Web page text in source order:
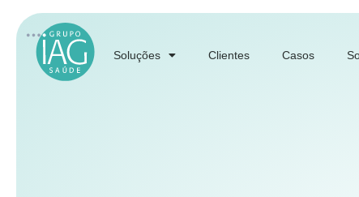
Soluções Clientes Casos